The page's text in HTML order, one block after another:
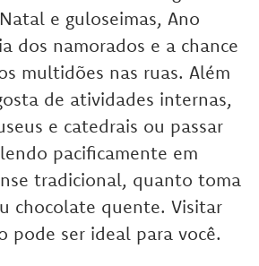
e guloseimas, Ano
dos namorados e a chance
multidões nas ruas. Além
de atividades internas,
e catedrais ou passar
pacificamente em
tradicional, quanto toma
chocolate quente. Visitar
pode ser ideal para você.